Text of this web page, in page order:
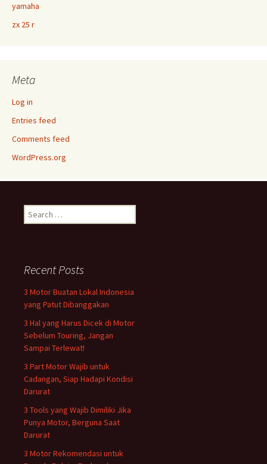
yamaha
zx 25 r
Meta
Log in
Entries feed
Comments feed
WordPress.org
Search
for:
Recent Posts
3 Motor Buatan Lokal Indonesia
yang Patut Dibanggakan
3 Hal yang Harus Dicek di Motor
Sebelum Touring, Jangan
Sampai Terlewat!
3 Part Motor Wajib untuk
Cadangan, Siap Hadapi Kondisi
Darurat
3 Tools yang Wajib Dimiliki Jika
Punya Motor, Berguna Saat
Darurat
3 Motor Rekomendasi untuk